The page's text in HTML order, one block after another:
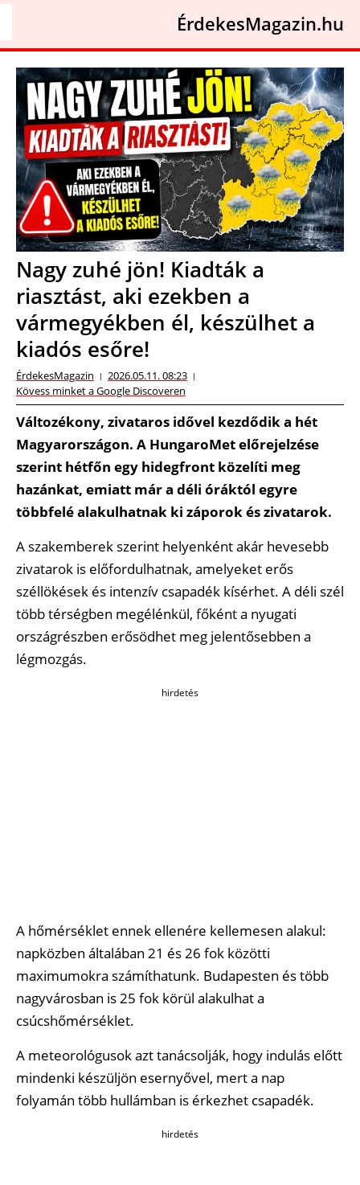
ÉrdekesMagazin.hu
Nagy zuhé jön! Kiadták a
riasztást, aki ezekben a
vármegyékben él, készülhet a
kiadós esőre!
ÉrdekesMagazin
2026.05.11. 08:23
Kövess minket a Google Discoveren
Változékony, zivataros idővel kezdődik a hét
Magyarországon. A HungaroMet előrejelzése
szerint hétfőn egy hidegfront közelíti meg
hazánkat, emiatt már a déli óráktól egyre
többfelé alakulhatnak ki záporok és zivatarok.
A szakemberek szerint helyenként akár hevesebb
zivatarok is előfordulhatnak, amelyeket erős
széllökések és intenzív csapadék kísérhet. A déli szél
több térségben megélénkül, főként a nyugati
országrészben erősödhet meg jelentősebben a
légmozgás.
hirdetés
A hőmérséklet ennek ellenére kellemesen alakul:
napközben általában 21 és 26 fok közötti
maximumokra számíthatunk. Budapesten és több
nagyvárosban is 25 fok körül alakulhat a
csúcshőmérséklet.
A meteorológusok azt tanácsolják, hogy indulás előtt
mindenki készüljön esernyővel, mert a nap
folyamán több hullámban is érkezhet csapadék.
hirdetés